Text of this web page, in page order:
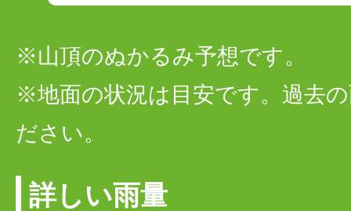
※山頂のぬかるみ予想です。
※地面の状況は目安です。過去
ださい。
詳しい雨量